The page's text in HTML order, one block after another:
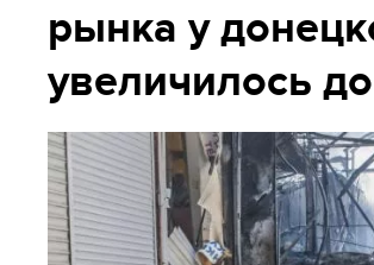
Спорт
рынка у
увеличилось